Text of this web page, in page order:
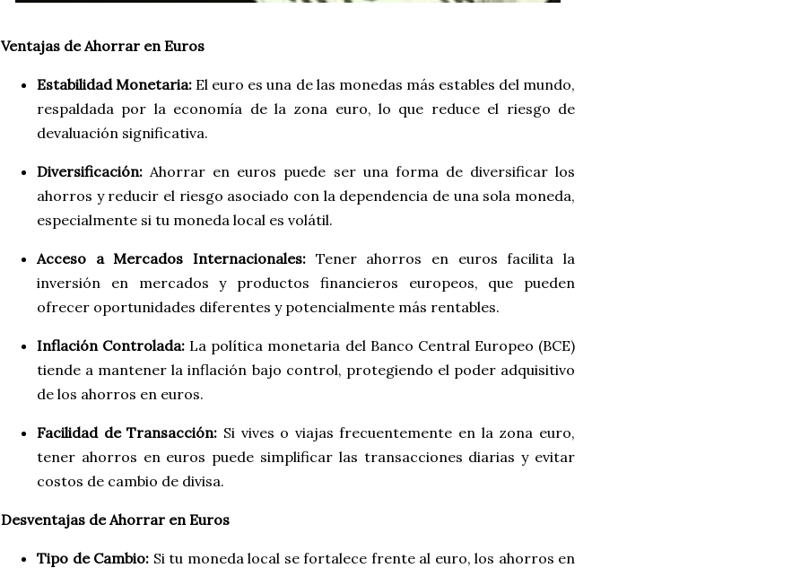
Ventajas de Ahorrar en Euros
Estabilidad Monetaria: El euro es una de las monedas más estables del mundo,
respaldada por la economía de la zona euro, lo que reduce el riesgo de
devaluación significativa.
Diversificación: Ahorrar en euros puede ser una forma de diversificar los
ahorros y reducir el riesgo asociado con la dependencia de una sola moneda,
especialmente si tu moneda local es volátil.
Acceso a Mercados Internacionales: Tener ahorros en euros facilita la
inversión en mercados y productos financieros europeos, que pueden
ofrecer oportunidades diferentes y potencialmente más rentables.
Inflación Controlada: La política monetaria del Banco Central Europeo (BCE)
tiende a mantener la inflación bajo control, protegiendo el poder adquisitivo
de los ahorros en euros.
Facilidad de Transacción: Si vives o viajas frecuentemente en la zona euro,
tener ahorros en euros puede simplificar las transacciones diarias y evitar
costos de cambio de divisa.
Desventajas de Ahorrar en Euros
Tipo de Cambio: Si tu moneda local se fortalece frente al euro, los ahorros en